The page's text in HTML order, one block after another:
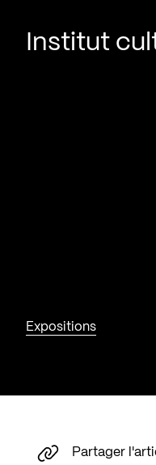
Institut
Expositions
Partager